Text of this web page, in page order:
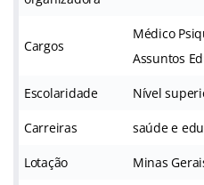
Cargos
Médico
Assuntos
Escolaridade Nível
Carreiras saúde e
Lotação Minas